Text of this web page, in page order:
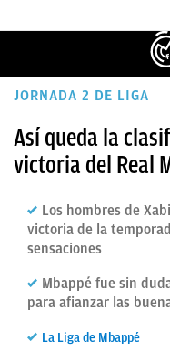
ÚLTIMAS
NOTICIAS
REAL
BALONCESTO
FICHAJES
DIRECTO
JORNADA 2 DE LIGA
Así queda la
victoria del Real
Los hombres de
victoria de la
sensaciones
Mbappé fue sin
para afianzar las
La Liga de Mbappé